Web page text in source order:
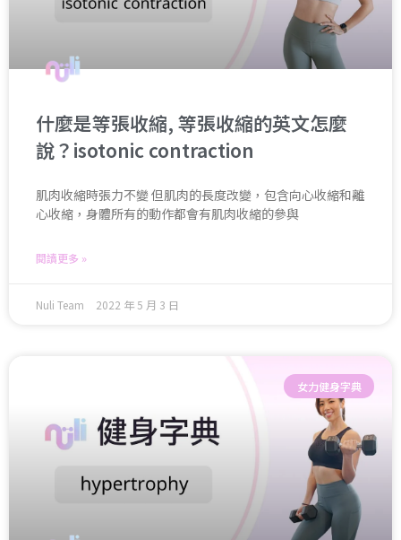
什麼是等張收縮, 等張收縮的英文怎麼
說？isotonic contraction
肌肉收縮時張力不變 但肌肉的長度改變，包含向心收縮和離
心收縮，身體所有的動作都會有肌肉收縮的參與
閱讀更多 »
Nuli Team 2022 年 5 月 3 日
女力健身字典